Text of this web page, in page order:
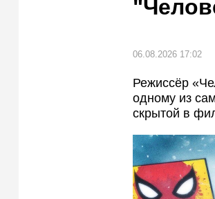
06.08.2026 17:02
Режиссёр
одному из
скрытой в